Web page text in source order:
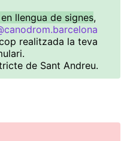
llengua de signes,
realitzada la teva
de Sant Andreu.